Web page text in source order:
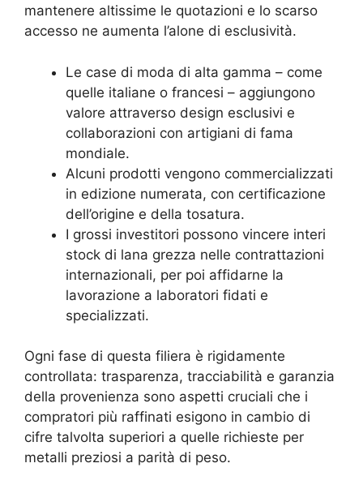
mantenere altissime le quotazioni e lo scarso
accesso ne aumenta l’alone di esclusività.
Le case di moda di alta gamma – come
quelle italiane o francesi – aggiungono
valore attraverso design esclusivi e
collaborazioni con artigiani di fama
mondiale.
Alcuni prodotti vengono commercializzati
in edizione numerata, con certificazione
dell’origine e della tosatura.
I grossi investitori possono vincere interi
stock di lana grezza nelle contrattazioni
internazionali, per poi affidarne la
lavorazione a laboratori fidati e
specializzati.
Ogni fase di questa filiera è rigidamente
controllata: trasparenza, tracciabilità e garanzia
della provenienza sono aspetti cruciali che i
compratori più raffinati esigono in cambio di
cifre talvolta superiori a quelle richieste per
metalli preziosi a parità di peso.